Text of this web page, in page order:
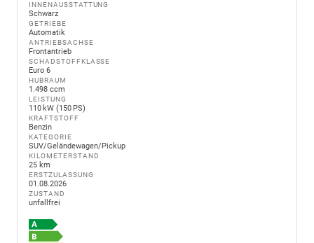
INNENAUSSTATTUNG
Schwarz
GETRIEBE
Automatik
ANTRIEBSACHSE
Frontantrieb
SCHADSTOFFKLASSE
Euro 6
HUBRAUM
1.498 ccm
LEISTUNG
110 kW (150 PS)
KRAFTSTOFF
Benzin
KATEGORIE
SUV/Geländewagen/Pickup
KILOMETERSTAND
25 km
ERSTZULASSUNG
01.08.2026
ZUSTAND
unfallfrei